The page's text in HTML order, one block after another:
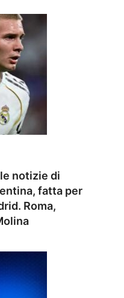
notizie di
fatta per
Roma,